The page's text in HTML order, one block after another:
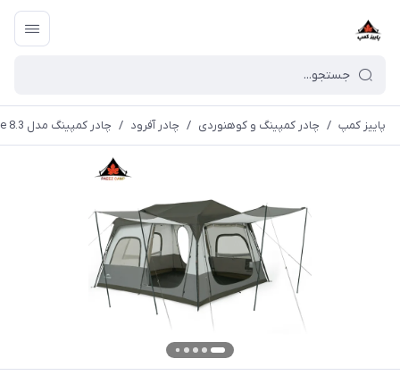
پاییز کمپ / چادر کمپینگ و کوهنوردی / چادر آفرود / چادر کمپینگ مدل Cape 8.3 نیچرهایک | CNK2350WS014